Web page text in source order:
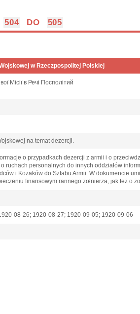
504 DO 505
w Rzeczpospolitej Polskiej
Місії в Речі Посполітий
na temat dezercji.
o przypadkach dezercji z armii i o
ruchach personalnych do innych oddziałów
i Kozaków do Sztabu Armii. W dokumencie
finansowym rannego żołnierza, jak też o
08-26; 1920-08-27; 1920-09-05; 1920-09-06